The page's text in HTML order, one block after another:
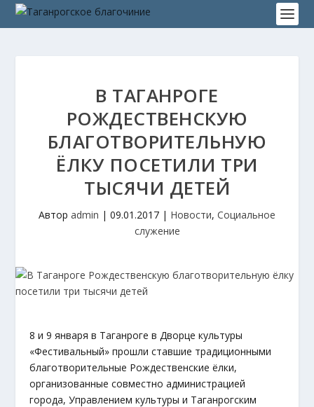
В ТАГАНРОГЕ
РОЖДЕСТВЕНСКУЮ
БЛАГОТВОРИТЕЛЬНУЮ
ЁЛКУ ПОСЕТИЛИ ТРИ
ТЫСЯЧИ ДЕТЕЙ
Автор admin | 09.01.2017 | Новости, Социальное
служение
8 и 9 января в Таганроге в Дворце культуры
«Фестивальный» прошли ставшие традиционными
благотворительные Рождественские ёлки,
организованные совместно администрацией
города, Управлением культуры и Таганрогским